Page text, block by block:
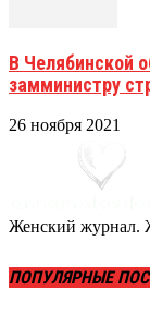
В Челябинской
замминистру
26 ноября 2021
Женский журнал.
ПОПУЛЯРНЫЕ